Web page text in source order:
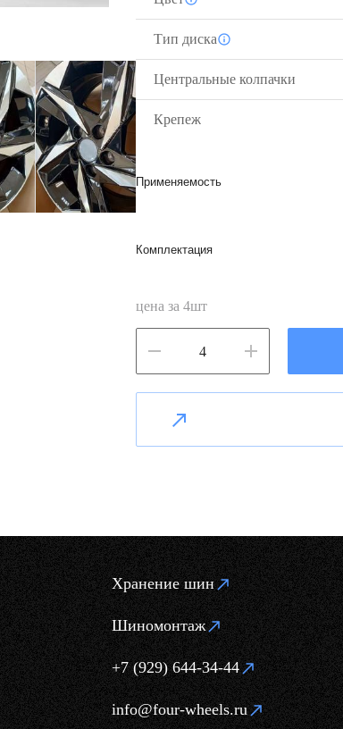
Тип диска
Центральные колпачки
Крепеж
Применяемость
Комплектация
цена за 4шт
Хранение шин
Шиномонтаж
+7 (929) 644-34-44
info@four-wheels.ru